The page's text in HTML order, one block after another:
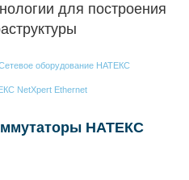
для построения
оборудование НАТЕКС
NetXpert Ethernet
НАТЕКС